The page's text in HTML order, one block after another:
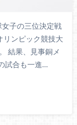
子の三位決定戦
リンピック競技大
結果、見事銅メ
試合も一進…